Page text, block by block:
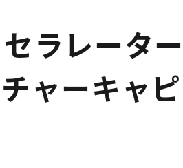
ラレータ
ャーキャ